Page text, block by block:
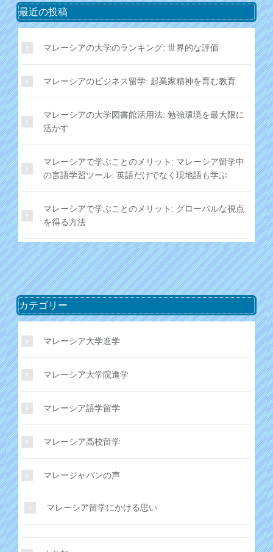
最近の投稿
マレーシアの大学のランキング: 世界的な評価
マレーシアのビジネス留学: 起業家精神を育む教育
マレーシアの大学図書館活用法: 勉強環境を最大限に
活かす
マレーシアで学ぶことのメリット: マレーシア留学中
の言語学習ツール: 英語だけでなく現地語も学ぶ
マレーシアで学ぶことのメリット: グローバルな視点
を得る方法
カテゴリー
マレーシア大学進学
マレーシア大学院進学
マレーシア語学留学
マレーシア高校留学
マレージャパンの声
マレーシア留学にかける思い